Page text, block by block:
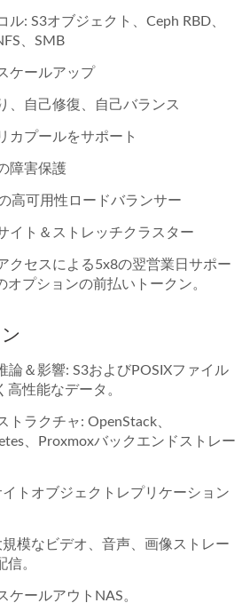
ル: S3オブジェクト、Ceph RBD、
、SMB
ケールアップ
、自己修復、自己バランス
カプールをサポート
障害保護
高可用性ロードバランサー
イト＆ストレッチクラスター
クセスによる5x8の翌営業日サポー
オプションの前払いトークン。
論＆影響: S3およびPOSIXファイル
高性能なデータ。
トラクチャ: OpenStack、
、Proxmoxバックエンドストレー
トオブジェクトレプリケーション
模なビデオ、音声、画像ストレー
。
ケールアウトNAS。